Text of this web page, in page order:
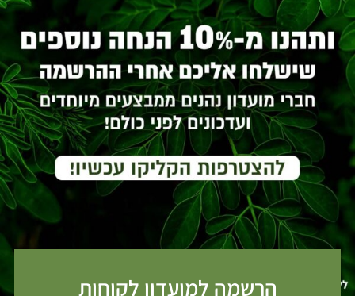
הרשמה למועדון לקוחות